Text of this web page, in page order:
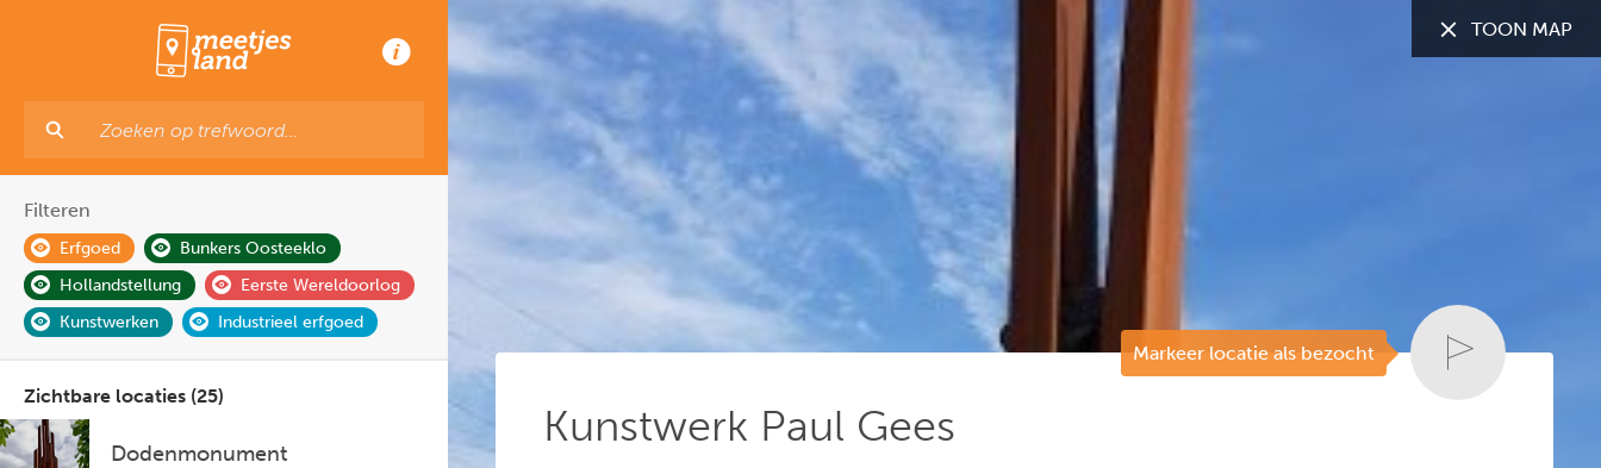
Alle gemeenten
Markeer locatie als bezocht
Kunstwerk Paul Gees
TOON MAP
Filteren
Erfgoed
Bunkers Oosteeklo
Hollandstellung
Eerste Wereldoorlog
Kunstwerken
Industrieel erfgoed
Zichtbare locaties (25)
Dodenmonument